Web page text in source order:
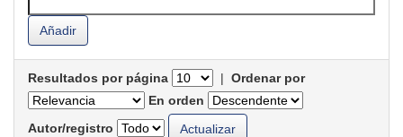
Resultados por página | Ordenar por
En orden
Autor/registro